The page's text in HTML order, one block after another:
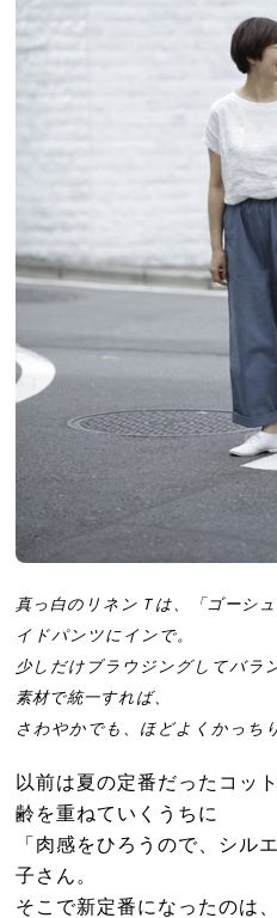
真っ白のリネンＴは、「ゴーシ
イドパンツにインで。
少しだけブラウジングしてバラ
素材で統一すれば、
さわやかでも、ほどよくかっち
以前は夏の定番だったコッ
齢を重ねていくうちに
「肉感をひろうので、シル
子さん。
そこで新定番になったのは